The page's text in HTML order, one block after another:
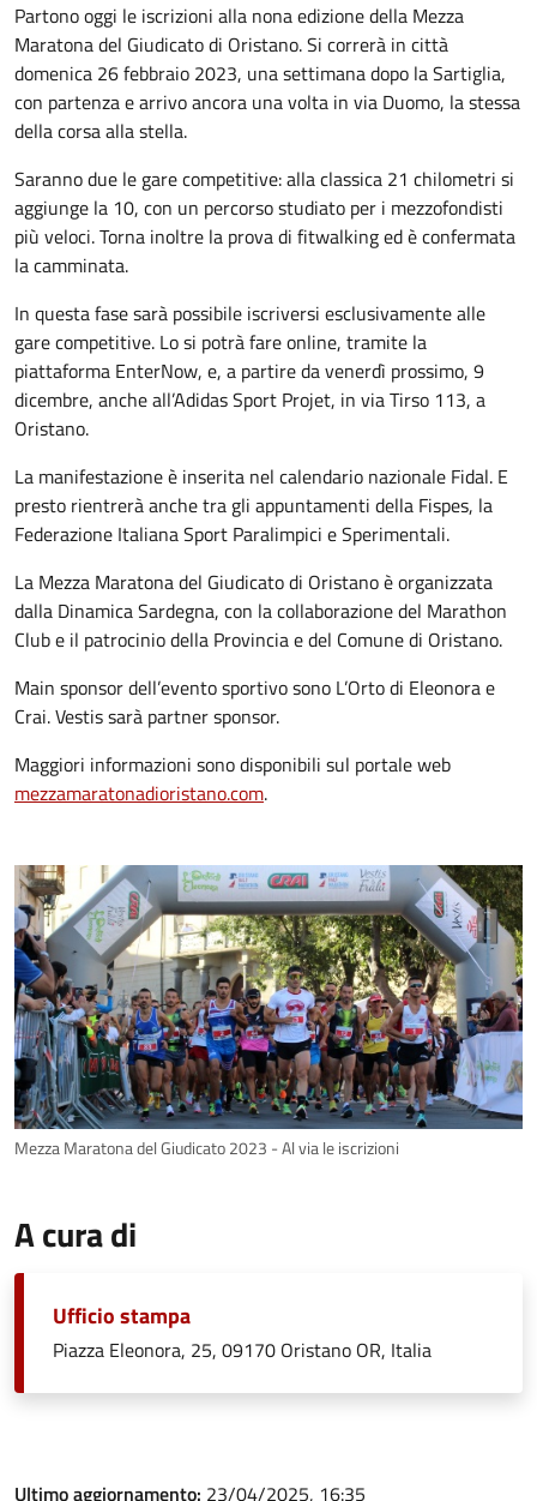
Partono oggi le iscrizioni alla nona edizione della Mezza
Maratona del Giudicato di Oristano. Si correrà in città
domenica 26 febbraio 2023, una settimana dopo la Sartiglia,
con partenza e arrivo ancora una volta in via Duomo, la stessa
della corsa alla stella.
Saranno due le gare competitive: alla classica 21 chilometri si
aggiunge la 10, con un percorso studiato per i mezzofondisti
più veloci. Torna inoltre la prova di fitwalking ed è confermata
la camminata.
In questa fase sarà possibile iscriversi esclusivamente alle
gare competitive. Lo si potrà fare online, tramite la
piattaforma EnterNow, e, a partire da venerdì prossimo, 9
dicembre, anche all’Adidas Sport Projet, in via Tirso 113, a
Oristano.
La manifestazione è inserita nel calendario nazionale Fidal. E
presto rientrerà anche tra gli appuntamenti della Fispes, la
Federazione Italiana Sport Paralimpici e Sperimentali.
La Mezza Maratona del Giudicato di Oristano è organizzata
dalla Dinamica Sardegna, con la collaborazione del Marathon
Club e il patrocinio della Provincia e del Comune di Oristano.
Main sponsor dell’evento sportivo sono L’Orto di Eleonora e
Crai. Vestis sarà partner sponsor.
Maggiori informazioni sono disponibili sul portale web
mezzamaratonadioristano.com.
Mezza Maratona del Giudicato 2023 - Al via le iscrizioni
A cura di
Ufficio stampa
Piazza Eleonora, 25, 09170 Oristano OR, Italia
Ultimo aggiornamento: 23/04/2025, 16:35